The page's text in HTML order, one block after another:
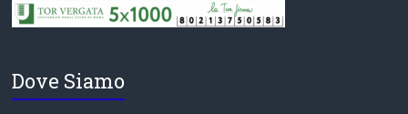
Dove Siamo